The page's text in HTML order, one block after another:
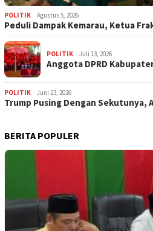
POLITIK Agustus 5, 2026
‎Peduli Dampak Kemarau, Ketua
POLITIK Juli 13, 2026
Anggota DPRD
POLITIK Juni 23, 2026
Trump Pusing Dengan Sekutunya,
BERITA POPULER